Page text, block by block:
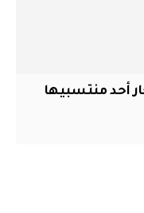
أحد منتسبيها